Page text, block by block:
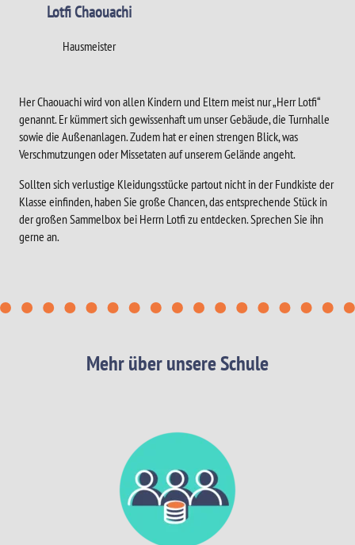
Lotfi Chaouachi
Hausmeister
Her Chaouachi wird von allen Kindern und Eltern meist nur „Herr Lotfi“
genannt. Er kümmert sich gewissenhaft um unser Gebäude, die Turnhalle
sowie die Außenanlagen. Zudem hat er einen strengen Blick, was
Verschmutzungen oder Missetaten auf unserem Gelände angeht.
Sollten sich verlustige Kleidungsstücke partout nicht in der Fundkiste der
Klasse einfinden, haben Sie große Chancen, das entsprechende Stück in
der großen Sammelbox bei Herrn Lotfi zu entdecken. Sprechen Sie ihn
gerne an.
Mehr über unsere Schule